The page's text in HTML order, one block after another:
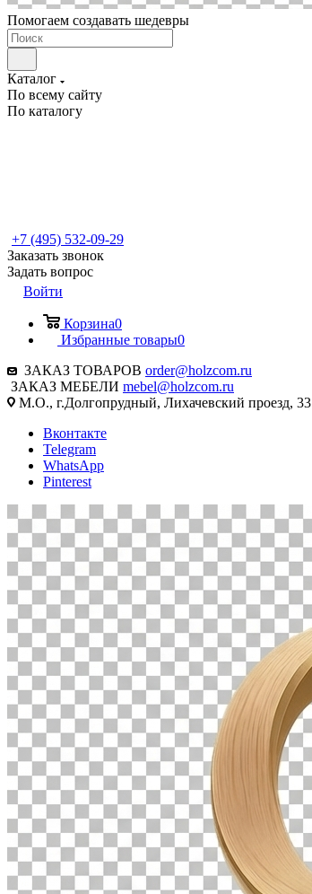
Помогаем создавать шедевры
Каталог
По всему сайту
По каталогу
+7 (495) 532-09-29
Заказать звонок
Задать вопрос
Войти
Корзина0
Избранные товары0
ЗАКАЗ ТОВАРОВ order@holzcom.ru
ЗАКАЗ МЕБЕЛИ mebel@holzcom.ru
М.О., г.Долгопрудный, Лихачевский проезд, 33
Вконтакте
Telegram
WhatsApp
Pinterest